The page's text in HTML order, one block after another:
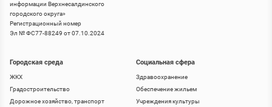
информации Верхнесалдинского
городского округа»
Регистрационный номер
Эл № ФС77-88249 от 07.10.2024
Городская среда
ЖКХ
Градостроительство
Дорожное хозяйство, транспорт
Социальная сфера
Здравоохранение
Обеспечение жильем
Учреждения культуры